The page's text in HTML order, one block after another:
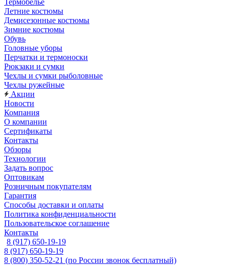
Термобелье
Летние костюмы
Демисезонные костюмы
Зимние костюмы
Обувь
Головные уборы
Перчатки и термоноски
Рюкзаки и сумки
Чехлы и сумки рыболовные
Чехлы ружейные
Акции
Новости
Компания
О компании
Сертификаты
Контакты
Обзоры
Технологии
Задать вопрос
Оптовикам
Розничным покупателям
Гарантия
Способы доставки и оплаты
Политика конфиденциальности
Пользовательское соглашение
Контакты
8 (917) 650-19-19
8 (917) 650-19-19
8 (800) 350-52-21 (по России звонок бесплатный)